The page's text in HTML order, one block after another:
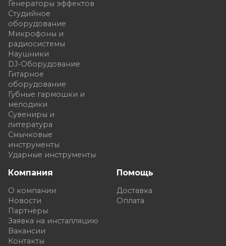
Генераторы эффектов
Студийное
оборудование
Микрофоны и
радиосистемы
Наушники
DJ-Оборудование
Гитарное
оборудование
Губные гармошки и
мелодики
Сувениры и
литература
Смычковые
инструменты
Ударные инструменты
Компания
О компании
Новости
Партнёры
Заявка на инсталляцию
Вакансии
Контакты
Помощь
Доставка
Оплата